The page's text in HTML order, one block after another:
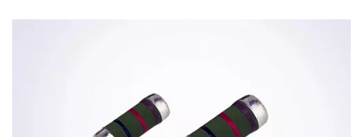
Резисторов Класса Automotive |